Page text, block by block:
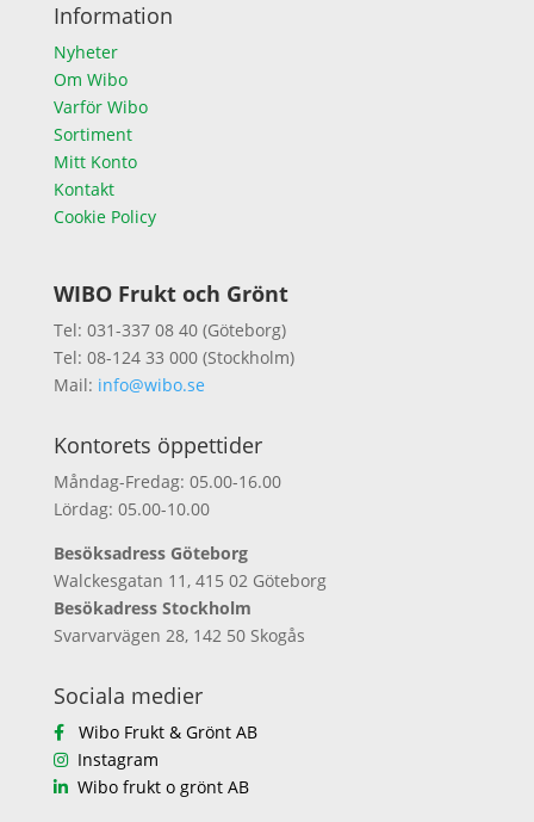
Information
Nyheter
Om Wibo
Varför Wibo
Sortiment
Mitt Konto
Kontakt
Cookie Policy
WIBO Frukt och Grönt
Tel: 031-337 08 40 (Göteborg)
Tel: 08-124 33 000 (Stockholm)
Mail: info@wibo.se
Kontorets öppettider
Måndag-Fredag: 05.00-16.00
Lördag: 05.00-10.00
Besöksadress Göteborg
Walckesgatan 11, 415 02 Göteborg
Besökadress Stockholm
Svarvarvägen 28, 142 50 Skogås
Sociala medier
Wibo Frukt & Grönt AB
Instagram
Wibo frukt o grönt AB